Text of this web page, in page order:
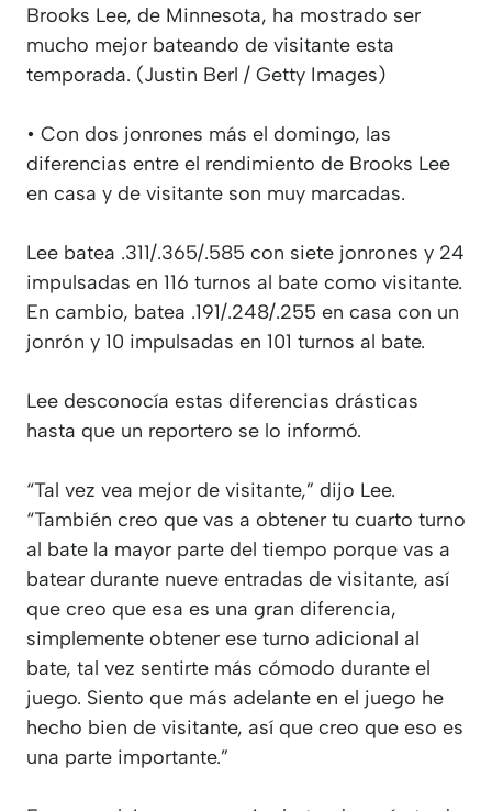
Brooks Lee, de Minnesota, ha mostrado ser
mucho mejor bateando de visitante esta
temporada. (Justin Berl / Getty Images)
• Con dos jonrones más el domingo, las
diferencias entre el rendimiento de Brooks Lee
en casa y de visitante son muy marcadas.
Lee batea .311/.365/.585 con siete jonrones y 24
impulsadas en 116 turnos al bate como visitante.
En cambio, batea .191/.248/.255 en casa con un
jonrón y 10 impulsadas en 101 turnos al bate.
Lee desconocía estas diferencias drásticas
hasta que un reportero se lo informó.
“Tal vez vea mejor de visitante,” dijo Lee.
“También creo que vas a obtener tu cuarto turno
al bate la mayor parte del tiempo porque vas a
batear durante nueve entradas de visitante, así
que creo que esa es una gran diferencia,
simplemente obtener ese turno adicional al
bate, tal vez sentirte más cómodo durante el
juego. Siento que más adelante en el juego he
hecho bien de visitante, así que creo que eso es
una parte importante.”